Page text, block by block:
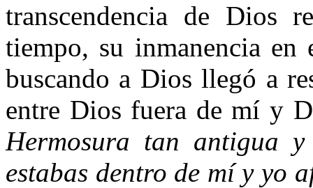
transcendencia de Dios
tiempo, su inmanencia en
buscando a Dios llegó a
entre Dios fuera de mí y
Hermosura tan antigua
estabas dentro de mí y yo